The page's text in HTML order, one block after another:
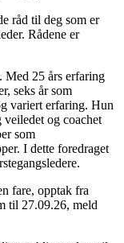
råd til deg som er
Rådene er
Med 25 års erfaring
seks år som
variert erfaring. Hun
veiledet og coachet
som
I dette foredraget
fare, opptak fra
til 27.09.26, meld